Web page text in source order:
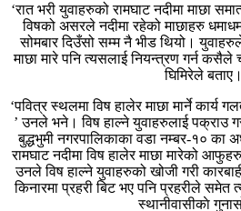
‘रात भरी युवाहरुको रामघाट नदीमा माछा
विषको असरले नदीमा रहेको माछाहरु
सोमबार दिउँसो सम्म नै भीड थियो।
माछा मारे पनि त्यसलाई नियन्त्रण गर्न कसैले
घिमिरेले बताए।
‘पवित्र स्थलमा विष हालेर माछा मार्ने कार्य
’ उनले भने। विष हाल्ने युवाहरुलाई पक्राउ
बुद्धभुमी नगरपालिकाका वडा नम्बर-१० का
रामघाट नदीमा विष हालेर माछा मारेको
उनले विष हाल्ने युवाहरुको खोजी गरी
किनारमा प्रहरी बिट भए पनि प्रहरीले समेत
स्थानीवासीकाे